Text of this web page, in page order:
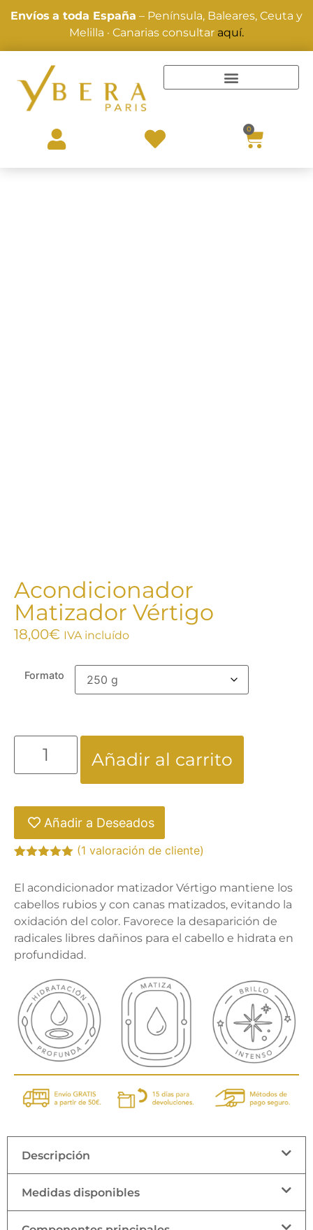
Envíos a toda España – Península, Baleares, Ceuta y
Melilla · Canarias consultar aquí.
0
Acondicionador
Matizador Vértigo
18,00€ IVA incluído
Formato
Añadir al carrito
Añadir a Deseados
5 en base
avaloración
de un
cliente
(1 valoración de cliente)
El acondicionador matizador Vértigo mantiene los
cabellos rubios y con canas matizados, evitando la
oxidación del color. Favorece la desaparición de
radicales libres dañinos para el cabello e hidrata en
profundidad.
Descripción
Medidas disponibles